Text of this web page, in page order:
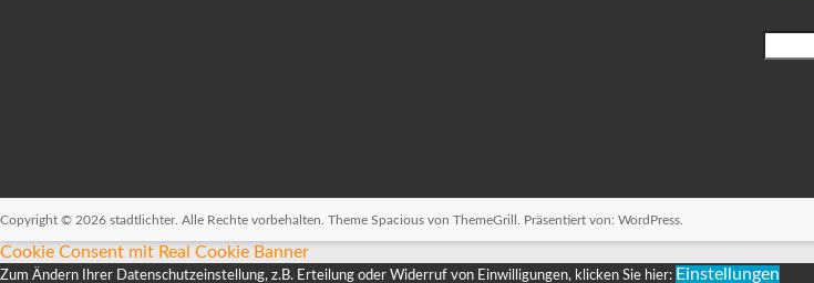
Suchen
Copyright © 2026 stadtlichter. Alle Rechte vorbehalten. Theme Spacious von ThemeGrill. Präsentiert von: WordPress
Cookie Consent mit Real Cookie Banner
Zum Ändern Ihrer Datenschutzeinstellung, z.B. Erteilung oder Widerruf von Einwilligungen, klicken Sie hier: Einstellungen